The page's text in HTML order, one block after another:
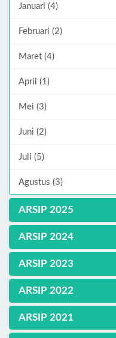
Januari (4)
Februari (2)
Maret (4)
April (1)
Mei (3)
Juni (2)
Juli (5)
Agustus (3)
ARSIP 2025
ARSIP 2024
ARSIP 2023
ARSIP 2022
ARSIP 2021